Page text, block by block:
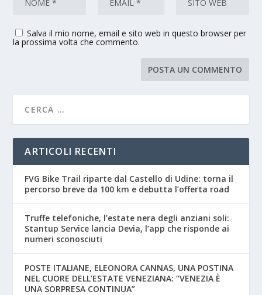
Salva il mio nome, email e sito web in questo browser per
la prossima volta che commento.
ARTICOLI RECENTI
FVG Bike Trail riparte dal Castello di Udine: torna il
percorso breve da 100 km e debutta l’offerta road
Truffe telefoniche, l’estate nera degli anziani soli:
Stantup Service lancia Devia, l’app che risponde ai
numeri sconosciuti
POSTE ITALIANE, ELEONORA CANNAS, UNA POSTINA
NEL CUORE DELL’ESTATE VENEZIANA: “VENEZIA È
UNA SORPRESA CONTINUA”